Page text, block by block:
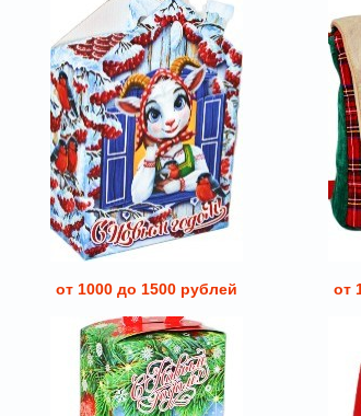
от 1000 до 1500 рублей от